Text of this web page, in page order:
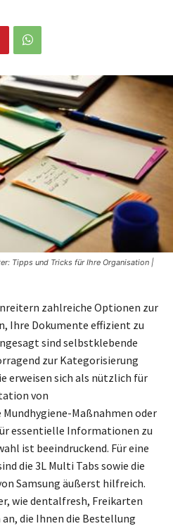
Tipps und Tricks für Ihre Organisation |
zahlreiche Optionen zur
Ihre Dokumente effizient zu
sind selbstklebende
zur Kategorisierung
erweisen sich als nützlich für
von
Maßnahmen oder
essentielle Informationen zu
ist beeindruckend. Für eine
die 3L Multi Tabs sowie die
Samsung äußerst hilfreich.
wie dentalfresh, Freikarten
die Ihnen die Bestellung